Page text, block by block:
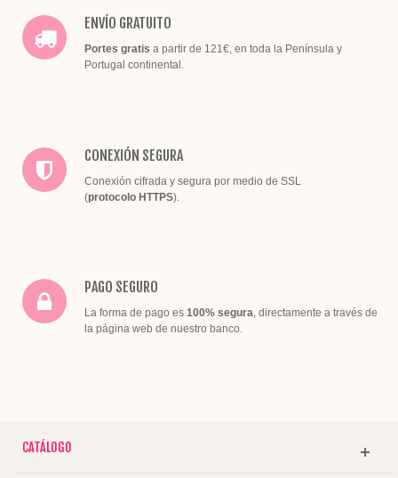
ENVÍO GRATUITO
Portes gratis a partir de 121€, en toda la Península y
Portugal continental.
CONEXIÓN SEGURA
Conexión cifrada y segura por medio de SSL
(protocolo HTTPS).
PAGO SEGURO
La forma de pago es 100% segura, directamente a través de
la página web de nuestro banco.
CATÁLOGO